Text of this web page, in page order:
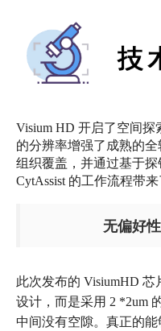
Visium HD 开启了空间
的分辨率增强了成熟的
组织覆盖，并通过基于
CytAssist 的工作流程带来
无偏好
此次发布的 VisiumHD 芯
设计，而是采用 2 *2um
中间没有空隙。真正的